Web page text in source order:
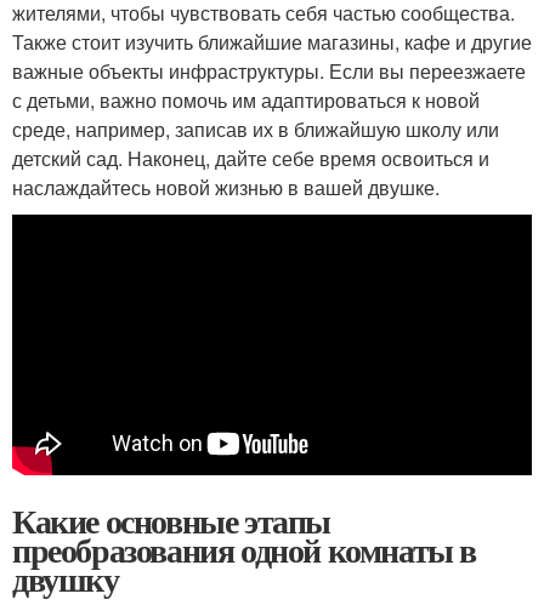
жителями, чтобы чувствовать себя частью сообщества.
Также стоит изучить ближайшие магазины, кафе и другие
важные объекты инфраструктуры. Если вы переезжаете
с детьми, важно помочь им адаптироваться к новой
среде, например, записав их в ближайшую школу или
детский сад. Наконец, дайте себе время освоиться и
наслаждайтесь новой жизнью в вашей двушке.
Какие основные этапы
преобразования одной комнаты в
двушку